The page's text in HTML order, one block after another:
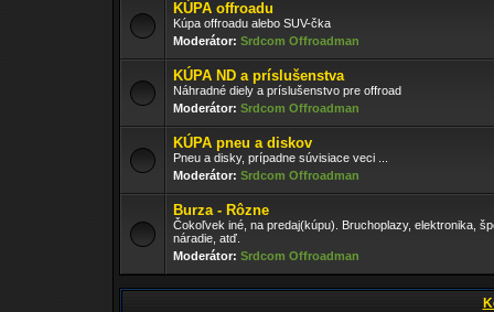
KÚPA offroadu
Kúpa offroadu alebo SUV-čka
Moderátor: Srdcom Offroadman
KÚPA ND a príslušenstva
Náhradné diely a príslušenstvo pre offroad
Moderátor: Srdcom Offroadman
KÚPA pneu a diskov
Pneu a disky, prípadne súvisiace veci ...
Moderátor: Srdcom Offroadman
Burza - Rôzne
Čokoľvek iné, na predaj(kúpu). Bruchoplazy, elektronika,
náradie, atď.
Moderátor: Srdcom Offroadman